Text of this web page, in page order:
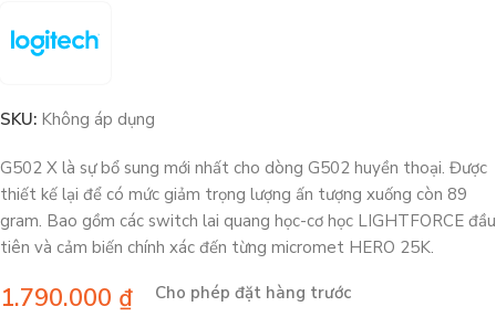
SKU: Không áp dụng
G502 X là sự bổ sung mới nhất cho dòng G502 huyền thoại. Được
thiết kế lại để có mức giảm trọng lượng ấn tượng xuống còn 89
gram. Bao gồm các switch lai quang học-cơ học LIGHTFORCE đầu
tiên và cảm biến chính xác đến từng micromet HERO 25K.
1.790.000 ₫ Cho phép đặt hàng trước